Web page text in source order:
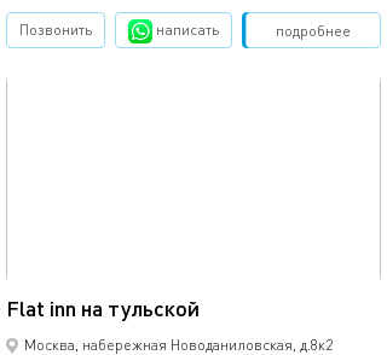
подробнее
Позвонить написать Забронировать
Flat inn на тульской
Москва, набережная Новоданиловская, д.8к2